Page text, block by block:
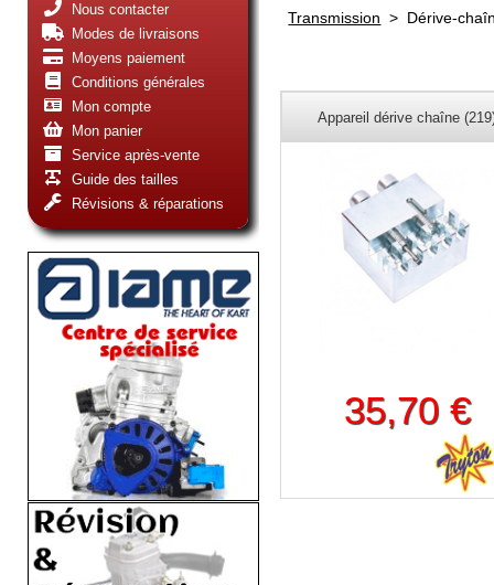
Nous contacter
Modes de livraisons
Moyens paiement
Conditions générales
Mon compte
Mon panier
Service après-vente
Guide des tailles
Révisions & réparations
Transmission > Dérive-
Appareil dérive chaîne
35,70 €